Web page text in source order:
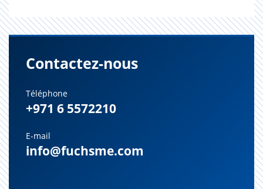
Contactez-nous
Téléphone
+971 6 5572210
E-mail
info@fuchsme.com